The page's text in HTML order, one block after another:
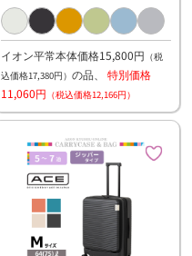
イオン平常本体価格15,800円 （税
込価格17,380円） の品、 特別価格
11,060円 （税込価格12,166円）